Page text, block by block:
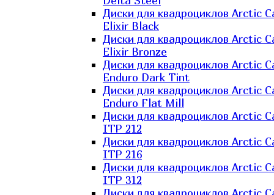
Диски для квадроциклов Arctic
Elixir Black
Диски для квадроциклов Arctic
Elixir Bronze
Диски для квадроциклов Arctic
Enduro Dark Tint
Диски для квадроциклов Arctic
Enduro Flat Mill
Диски для квадроциклов Arctic
ITP 212
Диски для квадроциклов Arctic
ITP 216
Диски для квадроциклов Arctic
ITP 312